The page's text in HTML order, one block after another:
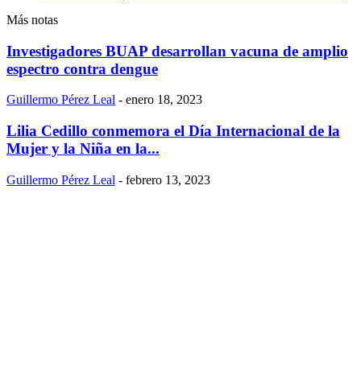
Más notas
Investigadores BUAP desarrollan vacuna de amplio
espectro contra dengue
Guillermo Pérez Leal - enero 18, 2023
Lilia Cedillo conmemora el Día Internacional de la
Mujer y la Niña en la...
Guillermo Pérez Leal - febrero 13, 2023